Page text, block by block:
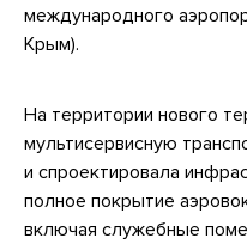
международного
Крым).
На территории нового
мультисервисную
и спроектировала
полное покрытие
включая служебные